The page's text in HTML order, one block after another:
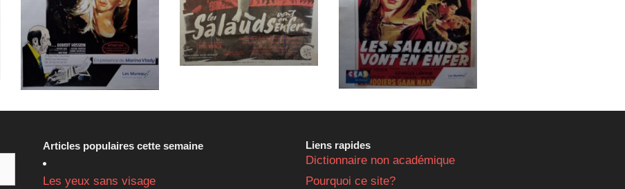
Articles populaires cette semaine
Les yeux sans visage
Liens rapides
Dictionnaire non académique
Pourquoi ce site?